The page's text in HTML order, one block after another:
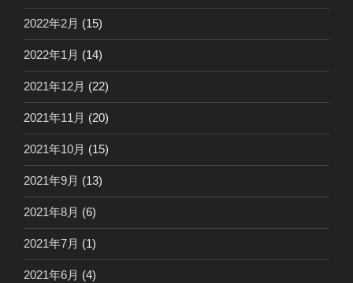
2022年2月 (15)
2022年1月 (14)
2021年12月 (22)
2021年11月 (20)
2021年10月 (15)
2021年9月 (13)
2021年8月 (6)
2021年7月 (1)
2021年6月 (4)